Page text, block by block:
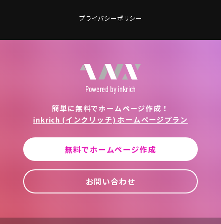
プライバシーポリシー
Powered by inkrich
簡単に無料でホームページ作成！
inkrich (インクリッチ) ホームページプラン
無料でホームページ作成
お問い合わせ